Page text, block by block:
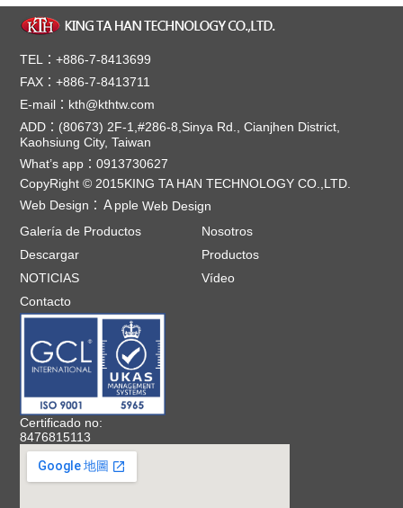
TEL：+886-7-8413699
FAX：+886-7-8413711
E-mail：kth@kthtw.com
ADD：(80673) 2F-1,#286-8,Sinya Rd., Cianjhen District,
Kaohsiung City, Taiwan
What’s app：0913730627
CopyRight © 2015KING TA HAN TECHNOLOGY CO.,LTD.
Web Design： ＡppleWeb Design
Galería de Productos
Nosotros
Descargar
Productos
NOTICIAS
Vídeo
Contacto
Certificado no:
8476815113